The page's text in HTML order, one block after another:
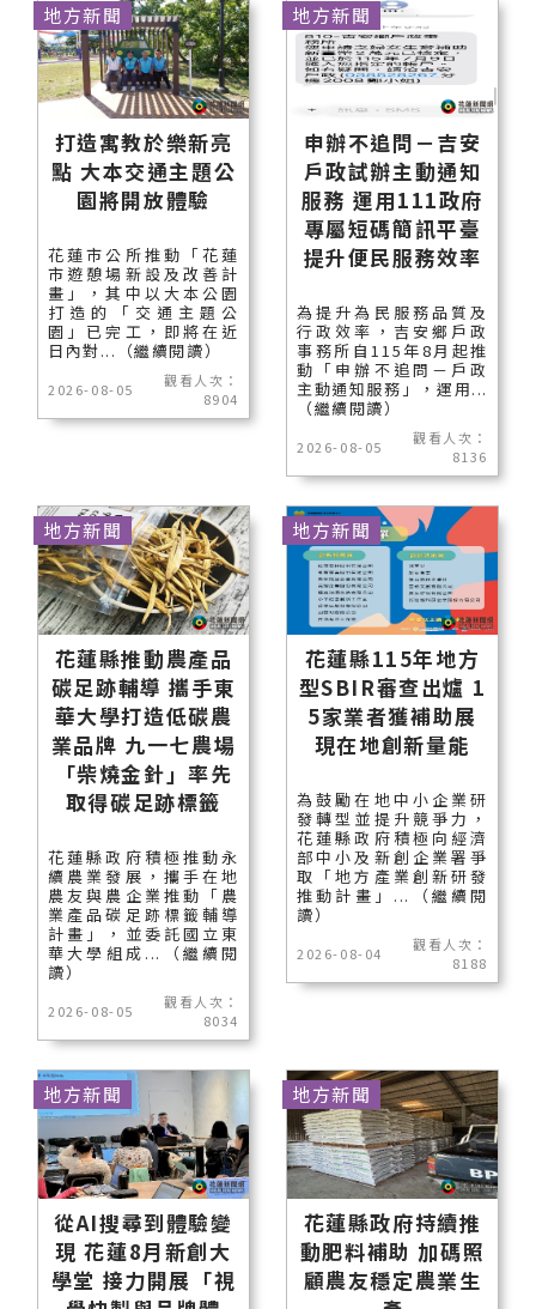
打造寓教於樂新亮
點 大本交通主題公
園將開放體驗
花蓮市公所推動「花蓮
市遊憩場新設及改善計
畫」，其中以大本公園
打造的「交通主題公
園」已完工，即將在近
日內對...（繼續閱讀）
2026-08-05
觀看人次：
8904
地方新聞
申辦不追問－吉安
戶政試辦主動通知
服務 運用111政府
專屬短碼簡訊平臺
提升便民服務效率
為提升為民服務品質及
行政效率，吉安鄉戶政
事務所自115年8月起推
動「申辦不追問－戶政
主動通知服務」，運用...
（繼續閱讀）
2026-08-05
觀看人次：
8136
地方新聞
花蓮縣推動農產品
碳足跡輔導 攜手東
華大學打造低碳農
業品牌 九一七農場
「柴燒金針」率先
取得碳足跡標籤
花蓮縣政府積極推動永
續農業發展，攜手在地
農友與農企業推動「農
業產品碳足跡標籤輔導
計畫」，並委託國立東
華大學組成...（繼續閱
讀）
2026-08-05
觀看人次：
8034
地方新聞
花蓮縣115年地方
型SBIR審查出爐 1
5家業者獲補助展
現在地創新量能
為鼓勵在地中小企業研
發轉型並提升競爭力，
花蓮縣政府積極向經濟
部中小及新創企業署爭
取「地方產業創新研發
推動計畫」...（繼續閱
讀）
2026-08-04
觀看人次：
8188
地方新聞
從AI搜尋到體驗變
現 花蓮8月新創大
學堂 接力開展「視
地方新聞
花蓮縣政府持續推
動肥料補助 加碼照
顧農友穩定農業生
地方新聞